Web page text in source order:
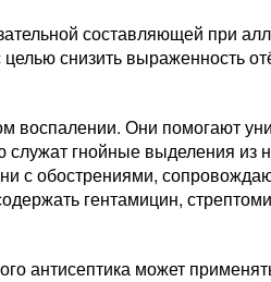
составляющей при
снизить выраженность
воспалении. Они помогают
гнойные выделения из
с обострениями,
гентамицин,
антисептика может